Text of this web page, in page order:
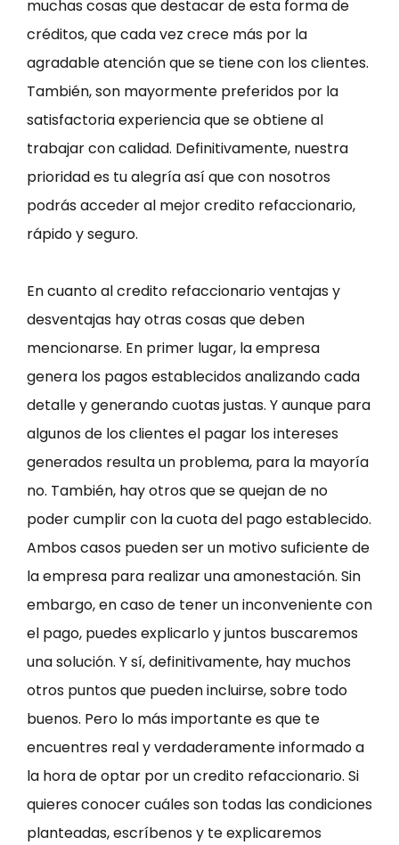
muchas cosas que destacar de esta forma de
créditos, que cada vez crece más por la
agradable atención que se tiene con los clientes.
También, son mayormente preferidos por la
satisfactoria experiencia que se obtiene al
trabajar con calidad. Definitivamente, nuestra
prioridad es tu alegría así que con nosotros
podrás acceder al mejor credito refaccionario,
rápido y seguro.
En cuanto al credito refaccionario ventajas y
desventajas hay otras cosas que deben
mencionarse. En primer lugar, la empresa
genera los pagos establecidos analizando cada
detalle y generando cuotas justas. Y aunque para
algunos de los clientes el pagar los intereses
generados resulta un problema, para la mayoría
no. También, hay otros que se quejan de no
poder cumplir con la cuota del pago establecido.
Ambos casos pueden ser un motivo suficiente de
la empresa para realizar una amonestación. Sin
embargo, en caso de tener un inconveniente con
el pago, puedes explicarlo y juntos buscaremos
una solución. Y sí, definitivamente, hay muchos
otros puntos que pueden incluirse, sobre todo
buenos. Pero lo más importante es que te
encuentres real y verdaderamente informado a
la hora de optar por un credito refaccionario. Si
quieres conocer cuáles son todas las condiciones
planteadas, escríbenos y te explicaremos